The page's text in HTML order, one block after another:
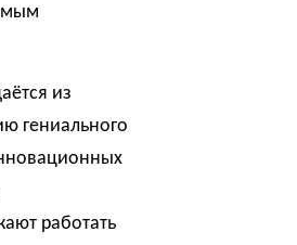
из
гениального
работать